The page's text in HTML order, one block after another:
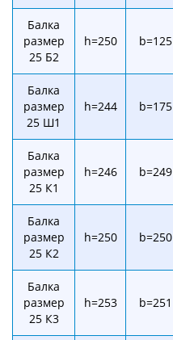
Балка
размер
25 Б2
h=250 b=125
Балка
размер
25 Ш1
h=244 b=175
Балка
размер
25 К1
h=246 b=249
Балка
размер
25 К2
h=250 b=250
Балка
размер
25 К3
h=253 b=251